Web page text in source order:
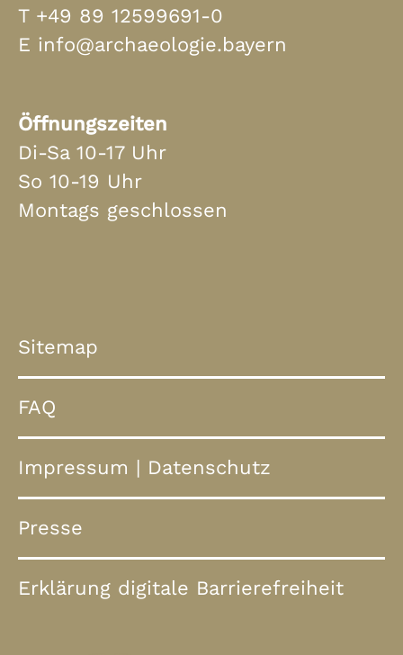
T +49 89 12599691-0
E info@archaeologie.bayern
Öffnungszeiten
Di-Sa 10-17 Uhr
So 10-19 Uhr
Montags geschlossen
Sitemap
FAQ
Impressum | Datenschutz
Presse
Erklärung digitale Barrierefreiheit